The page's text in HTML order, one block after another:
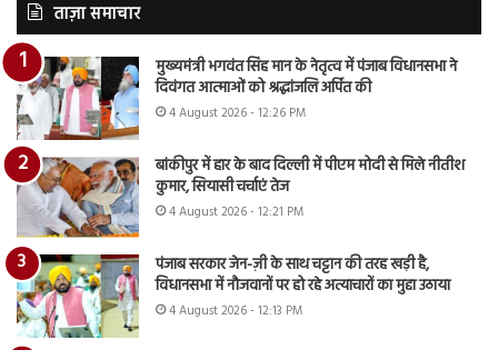
ताज़ा समाचार
मुख्यमंत्री भगवंत सिंह मान के नेतृत्व में पंजाब विधानसभा ने
दिवंगत आत्माओं को श्रद्धांजलि अर्पित की
4 August 2026 - 12:26 PM
बांकीपुर में हार के बाद दिल्ली में पीएम मोदी से मिले नीतीश
कुमार, सियासी चर्चाएं तेज
4 August 2026 - 12:21 PM
पंजाब सरकार जेन-ज़ी के साथ चट्टान की तरह खड़ी है,
विधानसभा में नौजवानों पर हो रहे अत्याचारों का मुद्दा उठाया
4 August 2026 - 12:13 PM